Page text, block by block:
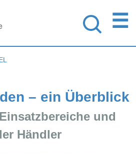
☰
– ein Überblick
und
Händler